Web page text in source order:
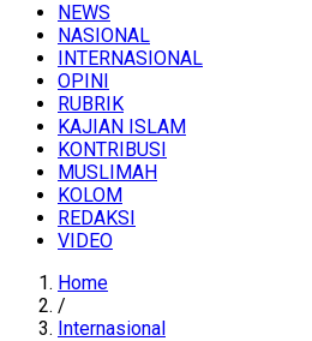
NEWS
NASIONAL
INTERNASIONAL
OPINI
RUBRIK
KAJIAN ISLAM
KONTRIBUSI
MUSLIMAH
KOLOM
REDAKSI
VIDEO
Home
/
Internasional